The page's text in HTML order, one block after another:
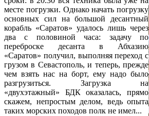
месте погрузки. Однако начать погрузку
основных сил на большой десантный
корабль «Саратов» удалось лишь через
два с половиной часа: задачу по
переброске десанта в Абхазию
«Саратов» получил, выполняя переход с
грузом в Севастополь, и теперь, прежде
чем взять нас на борт, ему надо было
разгрузиться. Загрузка на
«двухэтажный» БДК оказалась, прямо
скажем, непростым делом, ведь опыта
таких морских походов полк не имел...